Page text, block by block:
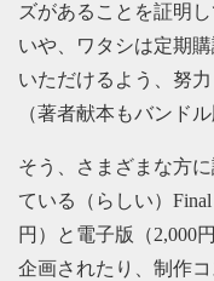
ズがあることを証明
いや、ワタシは定期
いただけるよう、努
（著者献本もバンド
そう、さまざまな方
ている（らしい）
円）と電子版（2,000
企画されたり、制作